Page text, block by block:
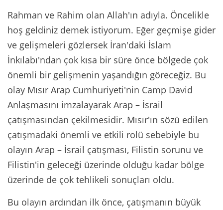
Rahman ve Rahim olan Allah'ın adıyla. Öncelikle
hoş geldiniz demek istiyorum. Eğer geçmişe gider
ve gelişmeleri gözlersek İran'daki İslam
İnkılabı'ndan çok kısa bir süre önce bölgede çok
önemli bir gelişmenin yaşandığın göreceğiz. Bu
olay Mısır Arap Cumhuriyeti'nin Camp David
Anlaşmasını imzalayarak Arap – İsrail
çatışmasından çekilmesidir. Mısır'ın sözü edilen
çatışmadaki önemli ve etkili rolü sebebiyle bu
olayın Arap – İsrail çatışması, Filistin sorunu ve
Filistin'in geleceği üzerinde olduğu kadar bölge
üzerinde de çok tehlikeli sonuçları oldu.
Bu olayın ardından ilk önce, çatışmanın büyük